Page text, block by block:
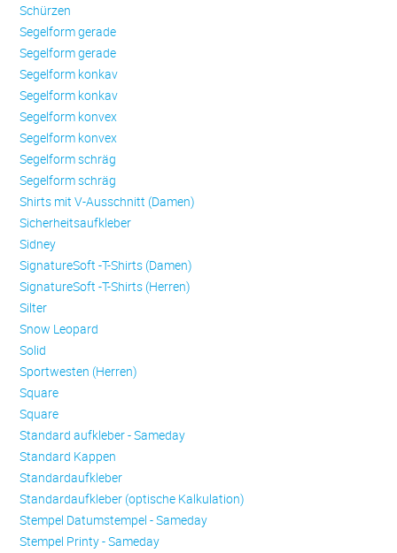
Schürzen
Se­gel­form ge­ra­de
Se­gel­form ge­ra­de
Se­gel­form konkav
Se­gel­form konkav
Se­gel­form konvex
Se­gel­form konvex
Se­gel­form schräg
Se­gel­form schräg
Shirts mit V-Ausschnitt (Damen)
Sicherheitsaufkleber
Sidney
SignatureSoft -T-Shirts (Damen)
SignatureSoft -T-Shirts (Herren)
Silter
Snow Leopard
Solid
Sportwesten (Herren)
Square
Square
Standard aufkleber - Sameday
Standard Kappen
Standardaufkleber
Standardaufkleber (optische Kalkulation)
Stempel Datumstempel - Sameday
Stempel Printy - Sameday